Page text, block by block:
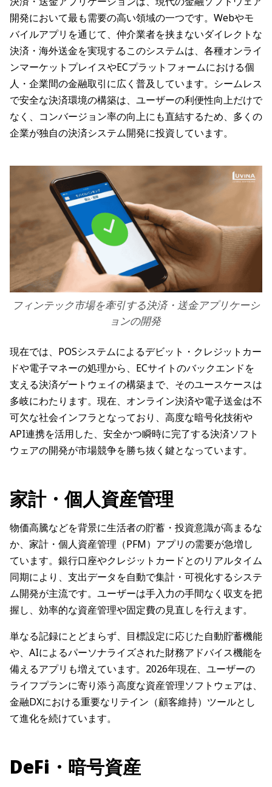
開発において最も需要の高い領域の一つです。Webやモ
バイルアプリを通じて、仲介業者を挟まないダイレクトな
決済・海外送金を実現するこのシステムは、各種オンライ
ンマーケットプレイスやECプラットフォームにおける個
人・企業間の金融取引に広く普及しています。シームレス
で安全な決済環境の構築は、ユーザーの利便性向上だけで
なく、コンバージョン率の向上にも直結するため、多くの
企業が独自の決済システム開発に投資しています。
フィンテック市場を牽引する決済・送金アプリケーシ
ョンの開発
現在では、POSシステムによるデビット・クレジットカー
ドや電子マネーの処理から、ECサイトのバックエンドを
支える決済ゲートウェイの構築まで、そのユースケースは
多岐にわたります。現在、オンライン決済や電子送金は不
可欠な社会インフラとなっており、高度な暗号化技術や
API連携を活用した、安全かつ瞬時に完了する決済ソフト
ウェアの開発が市場競争を勝ち抜く鍵となっています。
家計・個人資産管理
物価高騰などを背景に生活者の貯蓄・投資意識が高まるな
か、家計・個人資産管理（PFM）アプリの需要が急増し
ています。銀行口座やクレジットカードとのリアルタイム
同期により、支出データを自動で集計・可視化するシステ
ム開発が主流です。ユーザーは手入力の手間なく収支を把
握し、効率的な資産管理や固定費の見直しを行えます。
単なる記録にとどまらず、目標設定に応じた自動貯蓄機能
や、AIによるパーソナライズされた財務アドバイス機能を
備えるアプリも増えています。2026年現在、ユーザーの
ライフプランに寄り添う高度な資産管理ソフトウェアは、
金融DXにおける重要なリテイン（顧客維持）ツールとし
て進化を続けています。
DeFi・暗号資産